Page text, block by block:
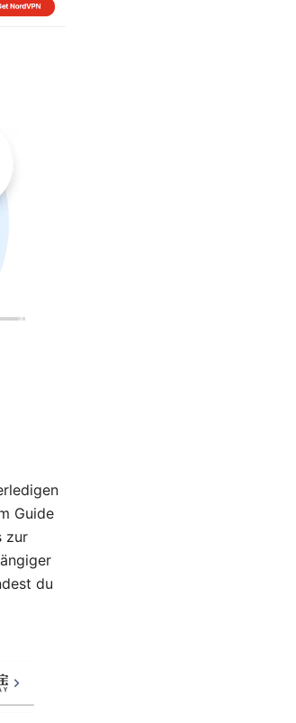
Guide
zur
du